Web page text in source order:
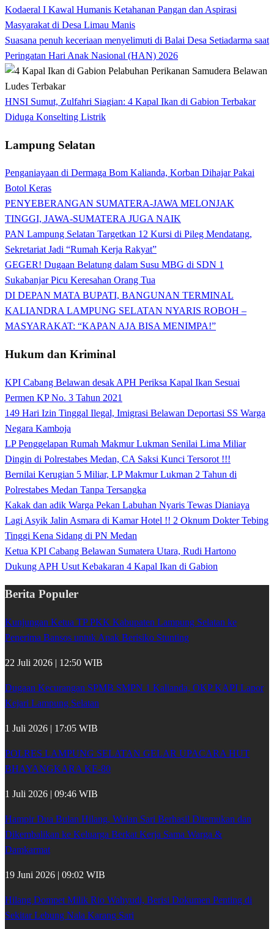
Kodaeral I Kawal Humanis Ketahanan Pangan dan Aspirasi
Masyarakat di Desa Limau Manis
Suasana penuh keceriaan menyelimuti di Balai Desa Setiadarma saat
Peringatan Hari Anak Nasional (HAN) 2026
HNSI Sumut, Zulfahri Siagian: 4 Kapal Ikan di Gabion Terbakar
Diduga Konselting Listrik
Lampung Selatan
Penganiayaan di Dermaga Bom Kalianda, Korban Dihajar Pakai
Botol Keras
PENYEBERANGAN SUMATERA-JAWA MELONJAK
TINGGI, JAWA-SUMATERA JUGA NAIK
PAN Lampung Selatan Targetkan 12 Kursi di Pileg Mendatang,
Sekretariat Jadi “Rumah Kerja Rakyat”
GEGER! Dugaan Belatung dalam Susu MBG di SDN 1
Sukabanjar Picu Keresahan Orang Tua
DI DEPAN MATA BUPATI, BANGUNAN TERMINAL
KALIANDRA LAMPUNG SELATAN NYARIS ROBOH –
MASYARAKAT: “KAPAN AJA BISA MENIMPA!”
Hukum dan Kriminal
KPI Cabang Belawan desak APH Periksa Kapal Ikan Sesuai
Permen KP No. 3 Tahun 2021
149 Hari Izin Tinggal Ilegal, Imigrasi Belawan Deportasi SS Warga
Negara Kamboja
LP Penggelapan Rumah Makmur Lukman Senilai Lima Miliar
Dingin di Polrestabes Medan, CA Saksi Kunci Tersorot !!!
Bernilai Kerugian 5 Miliar, LP Makmur Lukman 2 Tahun di
Polrestabes Medan Tanpa Tersangka
Kakak dan adik Warga Pekan Labuhan Nyaris Tewas Dianiaya
Lagi Asyik Jalin Asmara di Kamar Hotel !! 2 Oknum Dokter Tebing
Tinggi Kena Sidang di PN Medan
Ketua KPI Cabang Belawan Sumatera Utara, Rudi Hartono
Dukung APH Usut Kebakaran 4 Kapal Ikan di Gabion
Berita Populer
Kunjungan Ketua TP PKK Kabupaten Lampung Selatan ke
Penerima Bansos untuk Anak Berisiko Stunting
22 Juli 2026 | 12:50 WIB
Dugaan Kecurangan SPMB SMPN 1 Kalianda, OKP KAPI Lapor
Kejari Lampung Selatan
1 Juli 2026 | 17:05 WIB
POLRES LAMPUNG SELATAN GELAR UPACARA HUT
BHAYANGKARA KE-80
1 Juli 2026 | 09:46 WIB
Hampir Dua Bulan Hilang, Wulan Sari Berhasil Ditemukan dan
Dikembalikan ke Keluarga Berkat Kerja Sama Warga &
Damkarmat
19 Juni 2026 | 09:02 WIB
Hilang Dompet Milik Rio Wahyudi, Berisi Dokumen Penting di
Sekitar Lebung Nala Karang Sari